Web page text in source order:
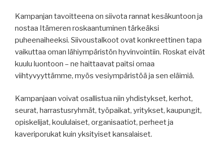
Kampanjan tavoitteena on siivota rannat kesäkuntoon ja
nostaa Itämeren roskaantuminen tärkeäksi
puheenaiheeksi. Siivoustalkoot ovat konkreettinen tapa
vaikuttaa oman lähiympäristön hyvinvointiin. Roskat eivät
kuulu luontoon – ne haittaavat paitsi omaa
viihtyvyyttämme, myös vesiympäristöä ja sen eläimiä.
Kampanjaan voivat osallistua niin yhdistykset, kerhot,
seurat, harrastusryhmät, työpaikat, yritykset, kaupungit,
opiskelijat, koululaiset, organisaatiot, perheet ja
kaveriporukat kuin yksityiset kansalaiset.